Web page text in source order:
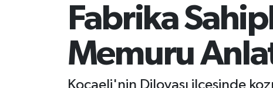
Fabrika
Memuru
Kocaeli'nin Dilovası ilçesinde
Süper Lig Puan Durumu ve Fikstür
Tüm Manşetler
Son Dakika Haberleri